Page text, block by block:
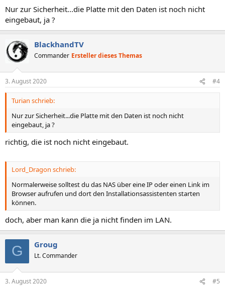
Nur zur Sicherheit...die Platte mit den Daten ist noch nicht
eingebaut, ja ?
BlackhandTV
Commander Ersteller dieses Themas
3. August 2020 #4
Turian schrieb:
Nur zur Sicherheit...die Platte mit den Daten ist noch nicht
eingebaut, ja ?
richtig, die ist noch nicht eingebaut.
Lord_Dragon schrieb:
Normalerweise solltest du das NAS über eine IP oder einen Link im
Browser aufrufen und dort den Installationsassistenten starten
können.
doch, aber man kann die ja nicht finden im LAN.
G Groug
Lt. Commander
3. August 2020 #5